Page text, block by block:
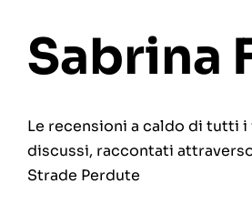
Magazine
Interviste
Sabrina
Le recensioni a caldo di tutti
discussi, raccontati
Strade Perdute